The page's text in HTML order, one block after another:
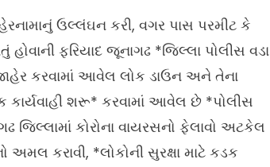
ઉલ્લંઘન કરી, વગર પાસ પરમીટ કે
હોવાની ફરિયાદ જૂનાગઢ *જિલ્લા પોલીસ વડા
કરવામાં આવેલ લોક ડાઉન અને તેના
કાર્યવાહી શરૂ* કરવામાં આવેલ છે *પોલીસ
જિલ્લામાં કોરોના વાયરસનો ફેલાવો અટકેલ
અમલ કરાવી, *લોકોની સુરક્ષા માટે કડક